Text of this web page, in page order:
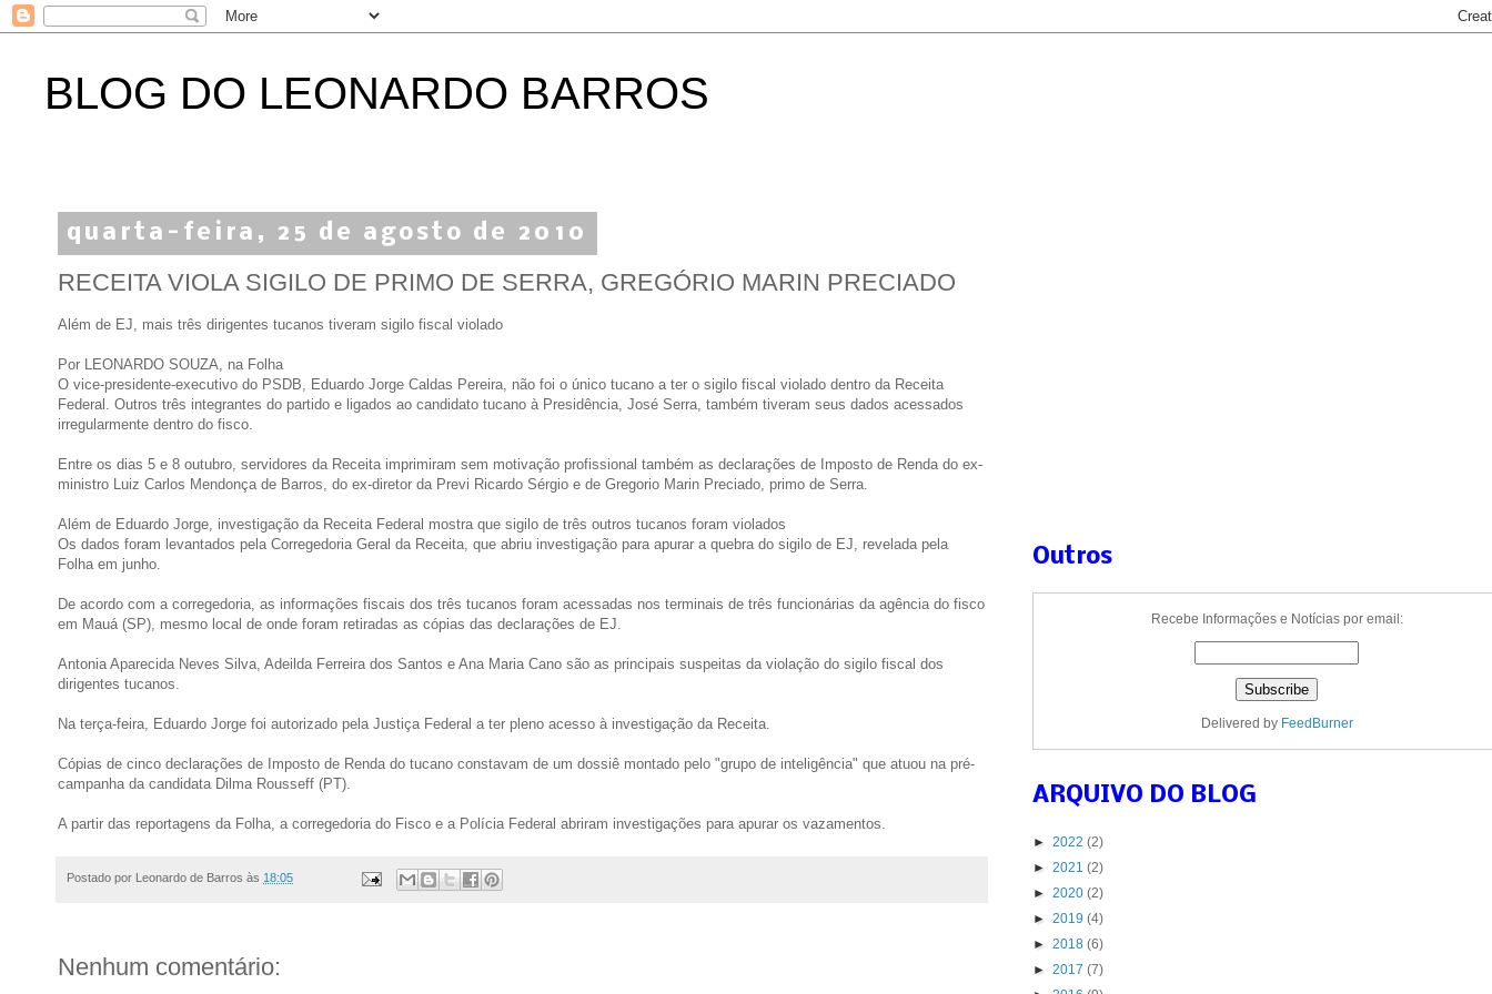
BLOG DO LEONARDO BARROS
quarta-feira, 25 de agosto de 2010
RECEITA VIOLA SIGILO DE PRIMO DE SERRA, GREGÓRIO MARIN PRECIADO
Além de EJ, mais três dirigentes tucanos tiveram sigilo fiscal violado
Por LEONARDO SOUZA, na Folha
O vice-presidente-executivo do PSDB, Eduardo Jorge Caldas Pereira, não foi o único tucano a ter o sigilo fiscal violado dentro da Receita
Federal. Outros três integrantes do partido e ligados ao candidato tucano à Presidência, José Serra, também tiveram seus dados acessados
irregularmente dentro do fisco.
Entre os dias 5 e 8 outubro, servidores da Receita imprimiram sem motivação profissional também as declarações de Imposto de Renda do ex-
ministro Luiz Carlos Mendonça de Barros, do ex-diretor da Previ Ricardo Sérgio e de Gregorio Marin Preciado, primo de Serra.
Além de Eduardo Jorge, investigação da Receita Federal mostra que sigilo de três outros tucanos foram violados
Os dados foram levantados pela Corregedoria Geral da Receita, que abriu investigação para apurar a quebra do sigilo de EJ, revelada pela
Folha em junho.
De acordo com a corregedoria, as informações fiscais dos três tucanos foram acessadas nos terminais de três funcionárias da agência do fisco
em Mauá (SP), mesmo local de onde foram retiradas as cópias das declarações de EJ.
Antonia Aparecida Neves Silva, Adeilda Ferreira dos Santos e Ana Maria Cano são as principais suspeitas da violação do sigilo fiscal dos
dirigentes tucanos.
Na terça-feira, Eduardo Jorge foi autorizado pela Justiça Federal a ter pleno acesso à investigação da Receita.
Cópias de cinco declarações de Imposto de Renda do tucano constavam de um dossiê montado pelo "grupo de inteligência" que atuou na pré-
campanha da candidata Dilma Rousseff (PT).
A partir das reportagens da Folha, a corregedoria do Fisco e a Polícia Federal abriram investigações para apurar os vazamentos.
Postado por Leonardo de Barros às 18:05
Nenhum comentário:
Outros
Recebe Informações e Notícias por email:
Delivered by FeedBurner
ARQUIVO DO BLOG
► 2022 (2)
► 2021 (2)
► 2020 (2)
► 2019 (4)
► 2018 (6)
► 2017 (7)